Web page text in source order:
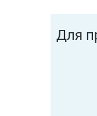
Для